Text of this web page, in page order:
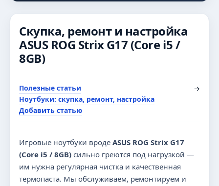
Скупка, ремонт и настройка
ASUS ROG Strix G17 (Core i5 /
8GB)
Полезные статьи
→
Ноутбуки: скупка, ремонт, настройка
Добавить статью
Игровые ноутбуки вроде ASUS ROG Strix G17
(Core i5 / 8GB) сильно греются под нагрузкой —
им нужна регулярная чистка и качественная
термопаста. Мы обслуживаем, ремонтируем и